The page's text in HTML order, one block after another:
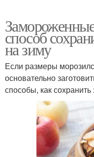
способ
на зиму
Если размеры
основательно
способы, как сохранить